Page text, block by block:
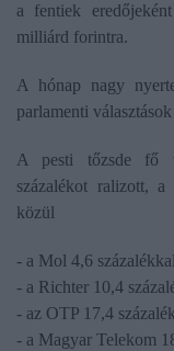
a fentiek
milliárd forintra.
A hónap nagy
parlamenti
A pesti tőzsde fő
százalékot ralizott,
közül
- a Mol 4,6
- a Richter 10,4
- az OTP 17,4
- a Magyar Telekom